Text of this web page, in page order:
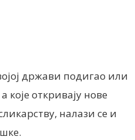
држави подигао или
откривају нове
налази се и